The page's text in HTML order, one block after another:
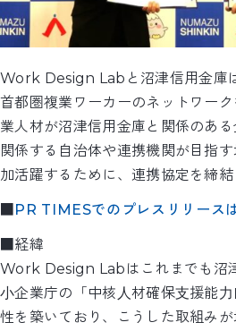
Work Design Labと沼津信用金庫
首都圏複業ワーカーのネットワー
業人材が沼津信用金庫と関係のあ
関係する自治体や連携機関が目指
加活躍するために、連携協定を締結
PR TIMESでのプレスリリース
■経緯
Work Design Labはこれまでも沼
⼩企業庁の「中核⼈材確保⽀援能
性を築いており、こうした取組み